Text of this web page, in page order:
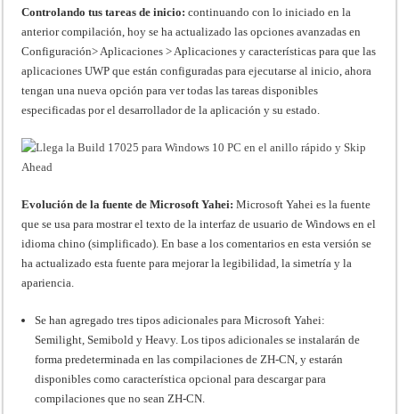
Controlando tus tareas de inicio: continuando con lo iniciado en la
anterior compilación, hoy se ha actualizado las opciones avanzadas en
Configuración> Aplicaciones > Aplicaciones y características para que las
aplicaciones UWP que están configuradas para ejecutarse al inicio, ahora
tengan una nueva opción para ver todas las tareas disponibles
especificadas por el desarrollador de la aplicación y su estado.
Evolución de la fuente de Microsoft Yahei:Microsoft Yahei es la fuente
que se usa para mostrar el texto de la interfaz de usuario de Windows en el
idioma chino (simplificado). En base a los comentarios en esta versión se
ha actualizado esta fuente para mejorar la legibilidad, la simetría y la
apariencia.
Se han agregado tres tipos adicionales para Microsoft Yahei:
Semilight, Semibold y Heavy. Los tipos adicionales se instalarán de
forma predeterminada en las compilaciones de ZH-CN, y estarán
disponibles como característica opcional para descargar para
compilaciones que no sean ZH-CN.